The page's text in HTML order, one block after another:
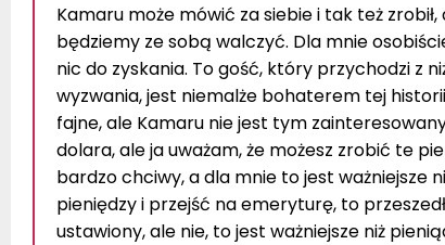
Kamaru może mówić za siebie i tak też
będziemy ze sobą walczyć. Dla mnie
nic do zyskania. To gość, który przychodzi z
wyzwania, jest niemalże bohaterem tej
fajne, ale Kamaru nie jest tym
dolara, ale ja uważam, że możesz zrobić te
bardzo chciwy, a dla mnie to jest ważniejsze
pieniędzy i przejść na emeryturę, to
ustawiony, ale nie, to jest ważniejsze niż